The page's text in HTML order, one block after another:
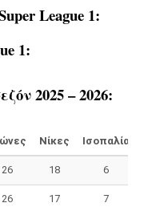
League 1:
1:
2025 – 2026:
Νίκες Ισοπαλία
26 18 6
26 17 7